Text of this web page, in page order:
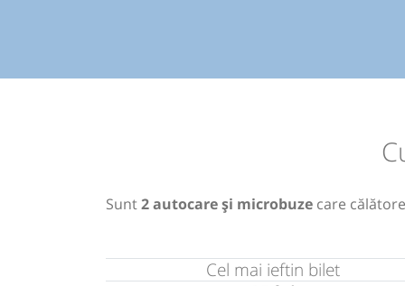
Sunt2 autocare și microbuze care
Cel mai ieftin bilet